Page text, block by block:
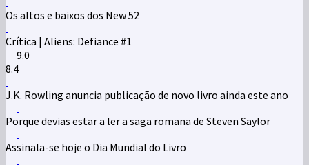
Os altos e baixos dos New 52
Crítica | Aliens: Defiance #1
9.0
8.4
J.K. Rowling anuncia publicação de novo livro ainda este ano
Porque devias estar a ler a saga romana de Steven Saylor
Assinala-se hoje o Dia Mundial do Livro